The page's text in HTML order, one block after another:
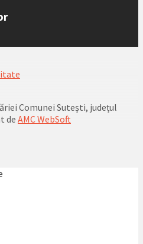
Comunei Sutești, județul
de AMC WebSoft